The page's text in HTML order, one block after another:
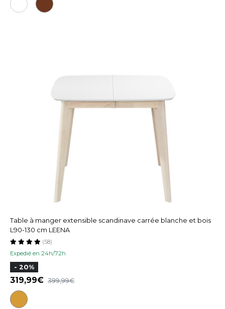
Table à manger extensible scandinave carrée blanche et bois
L90-130 cm LEENA
Expedié en 24h/72h
(58)
- 20%
319,99 399,99